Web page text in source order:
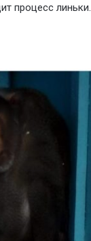
процесс линьки.